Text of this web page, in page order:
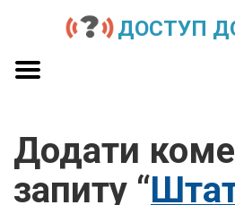
ДОСТУП
Додати
запиту “